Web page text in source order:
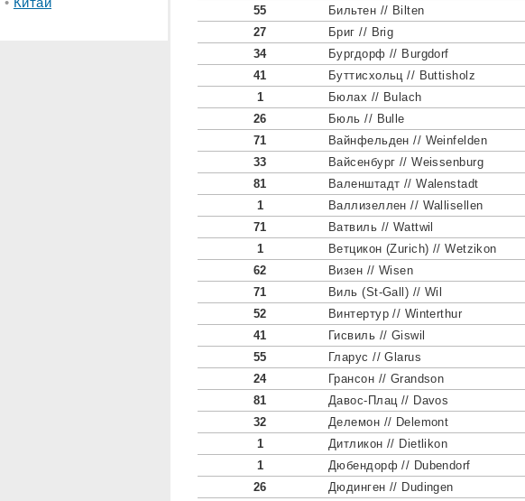
55
Бильтен // Bilten
27
Бриг // Brig
34
Бургдорф // Burgdorf
41
Буттисхольц // Buttisholz
1
Бюлах // Bulach
26
Бюль // Bulle
71
Вайнфельден // Weinfelden
33
Вайсенбург // Weissenburg
81
Валенштадт // Walenstadt
1
Валлизеллен // Wallisellen
71
Ватвиль // Wattwil
1
Ветцикон (Zurich) // Wetzikon
62
Визен // Wisen
71
Виль (St-Gall) // Wil
52
Винтертур // Winterthur
41
Гисвиль // Giswil
55
Гларус // Glarus
24
Грансон // Grandson
81
Давос-Плац // Davos
32
Делемон // Delemont
1
Дитликон // Dietlikon
1
Дюбендорф // Dubendorf
26
Дюдинген // Dudingen